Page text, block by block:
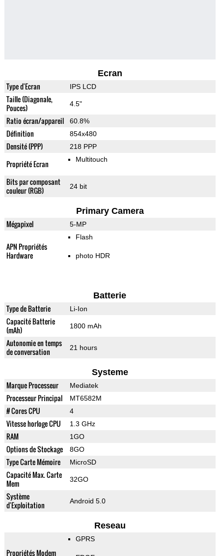
Ecran
Type d'Ecran IPS LCD
Taille (Diagonale,
Pouces)
4.5"
Ratio écran/appareil 60.8%
Définition 854x480
Densité (PPP) 218 PPP
Propriété Ecran Multitouch
Bits par composant
couleur (RGB)
24 bit
Primary Camera
Mégapixel 5-MP
APN Propriétés
Hardware
Flash
photo HDR
Batterie
Type de Batterie Li-Ion
Capacité Batterie
(mAh)
1800 mAh
Autonomie en temps
de conversation
21 hours
Systeme
Marque Processeur Mediatek
Processeur Principal MT6582M
# Cores CPU 4
Vitesse horloge CPU 1.3 GHz
RAM 1GO
Options de Stockage 8GO
Type Carte Mémoire MicroSD
Capacité Max. Carte
Mem
32GO
Système
d'Exploitation
Android 5.0
Reseau
Propriétés Modem
GPRS